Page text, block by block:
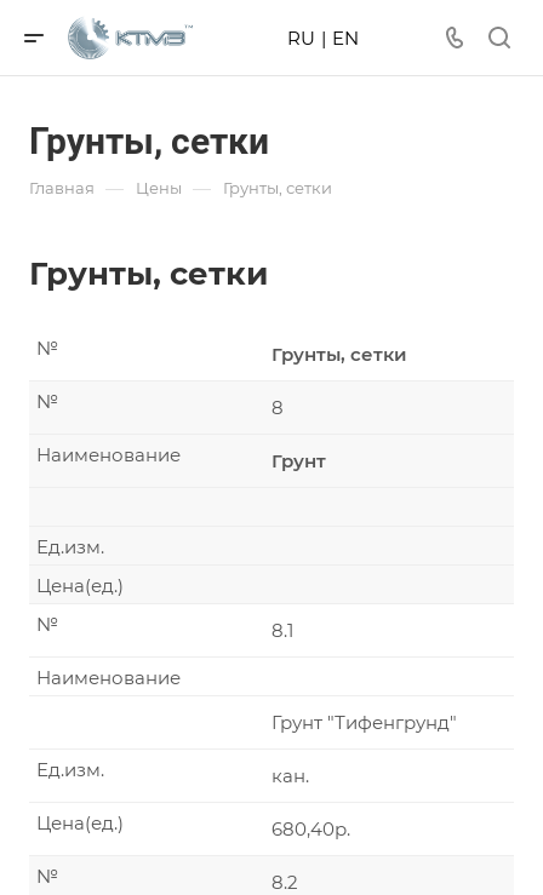
RU | EN
Грунты, сетки
Главная — Цены — Грунты, сетки
Грунты, сетки
Грунты, сетки
№
8
№
Грунт
Наименование
Ед.изм.
Цена(ед.)
8.1
№
Наименование
Грунт "Тифенгрунд"
кан.
Ед.изм.
680,40р.
Цена(ед.)
8.2
№